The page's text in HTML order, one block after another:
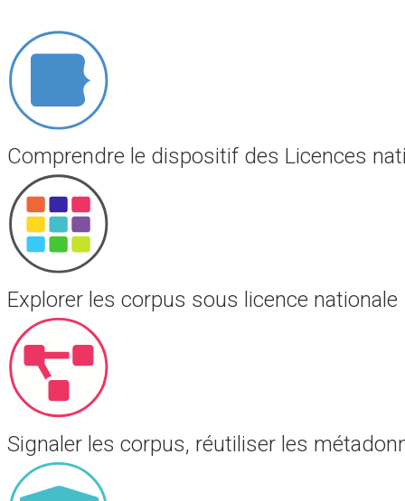
Comprendre le dispositif des Licences
Explorer les corpus sous licence nationale
Signaler les corpus, réutiliser les